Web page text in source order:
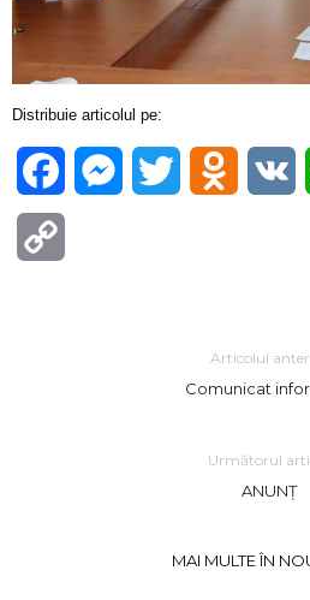
Distribuie articolul pe:
FacebookMessenger
Twitter
Articolul
Comunicat
Următorul
ANUNȚ
MAI MULTE ÎN